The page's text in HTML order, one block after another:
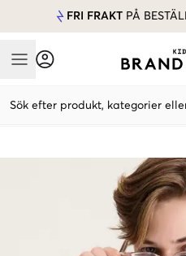
FRI FRAKT PÅ
Mobile Menu
Sök efter produkt, kategorier